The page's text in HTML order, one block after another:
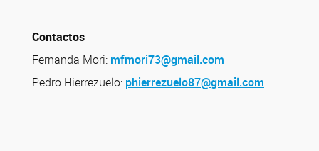
Contactos
Fernanda Mori: mfmori73@gmail.com
Pedro Hierrezuelo: phierrezuelo87@gmail.com